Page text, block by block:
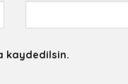
kaydedilsin.